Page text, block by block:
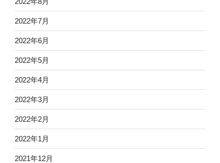
2022年7月
2022年6月
2022年5月
2022年4月
2022年3月
2022年2月
2022年1月
2021年12月